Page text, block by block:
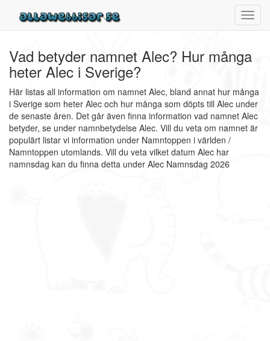
Vad betyder namnet Alec? Hur många
heter Alec i Sverige?
Här listas all information om namnet Alec, bland annat hur många
i Sverige som heter Alec och hur många som döpts till Alec under
de senaste åren. Det går även finna information vad namnet Alec
betyder, se under namnbetydelse Alec. Vill du veta om namnet är
populärt listar vi information under Namntoppen i världen /
Namntoppen utomlands. Vill du veta vilket datum Alec har
namnsdag kan du finna detta under Alec Namnsdag 2026